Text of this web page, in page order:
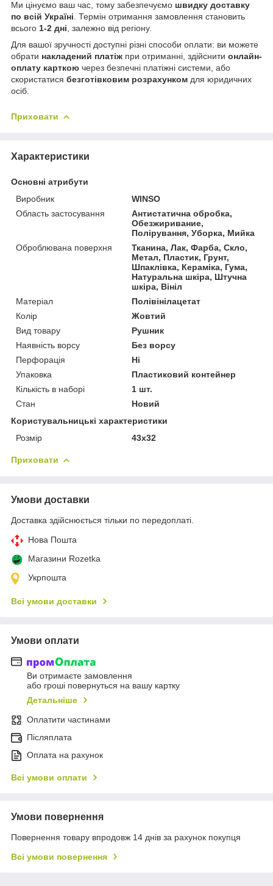
Ми цінуємо ваш час, тому забезпечуємо швидку доставку
по всій Україні . Термін отримання замовлення становить
всього 1-2 дні , залежно від регіону.
Для вашої зручності доступні різні способи оплати: ви можете
обрати накладений платіж при отриманні, здійснити онлайн-
оплату карткою через безпечні платіжні системи, або
скористатися безготівковим розрахунком для юридичних
осіб.
Приховати
Характеристики
Основні атрибути
Виробник
WINSO
Область застосування
Антистатична обробка,
Обезжиривание,
Полірування, Уборка, Мийка
Оброблювана поверхня
Тканина, Лак, Фарба, Скло,
Метал, Пластик, Грунт,
Шпаклівка, Кераміка, Гума,
Натуральна шкіра, Штучна
шкіра, Вініл
Матеріал
Полівінілацетат
Колір
Жовтий
Вид товару
Рушник
Наявність ворсу
Без ворсу
Перфорація
Ні
Упаковка
Пластиковий контейнер
Кількість в наборі
1 шт.
Стан
Новий
Користувальницькі характеристики
Розмір
43x32
Приховати
Умови доставки
Доставка здійснюється тільки по передоплаті.
Нова Пошта
Магазини Rozetka
Укрпошта
Всі умови доставки
Умови оплати
Ви отримаєте замовлення
або гроші повернуться на вашу картку
Детальніше
Оплатити частинами
Післяплата
Оплата на рахунок
Всі умови оплати
Умови повернення
Повернення товару впродовж 14 днів за рахунок покупця
Всі умови повернення